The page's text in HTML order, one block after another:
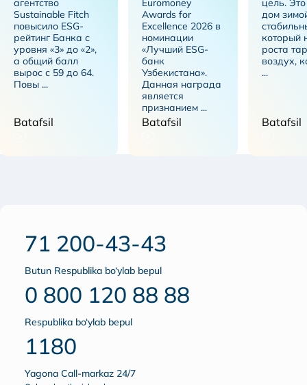
Sustainable Fitch
повысило ESG-
рейтинг Банка с
уровня «3» до «2»,
а общий балл
вырос с 59 до 64.
Повы ...
Batafsil
Awards for
Excellence 2026 в
номинации
«Лучший ESG-
банк
Узбекистана».
Данная награда
является
признанием ...
Batafsil
дом
который
роста
воздух,
...
Batafsil
71 200-43-43
Butun Respublika bo‘ylab bepul
0 800 120 88 88
Respublika bo‘ylab bepul
1180
Yagona Call-markaz 24/7